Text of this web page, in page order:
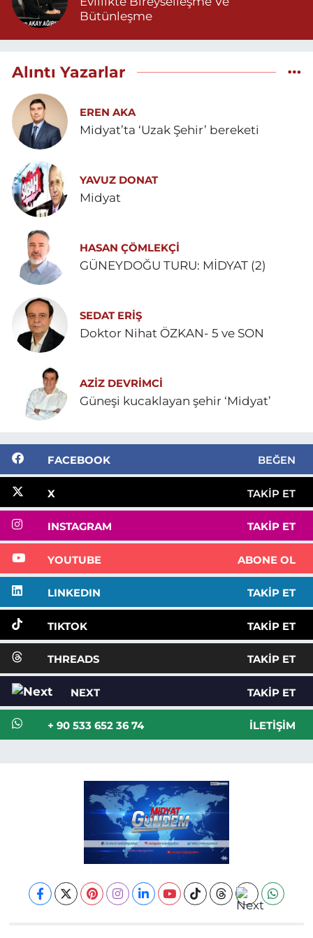
Bütünleşme
Alıntı Yazarlar
EREN AKA
Midyat’ta ‘Uzak Şehir’ bereketi
YAVUZ DONAT
Midyat
HASAN ÇÖMLEKÇİ
GÜNEYDOĞU TURU: MİDYAT (2)
SEDAT ERİŞ
Doktor Nihat ÖZKAN- 5 ve SON
AZIZ DEVRIMCI
Güneşi kucaklayan şehir ‘Midyat’
FACEBOOK BEĞEN
X TAKIP ET
INSTAGRAM TAKIP ET
YOUTUBE ABONE OL
LINKEDIN TAKIP ET
TIKTOK TAKIP ET
THREADS TAKIP ET
NEXT TAKIP ET
+ 90 533 652 36 74 İLETIŞIM